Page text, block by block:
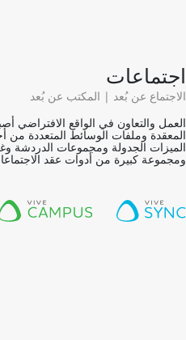
اجتماعات
الاجتماع عن بُعد | المكتب عن بُعد
العمل والتعاون في الواقع الافتراضي
المعقدة وملفات الوسائط المتعددة من
الميزات الجدولة ومجموعات الدردشة
ومجموعة كبيرة من أدوات عقد